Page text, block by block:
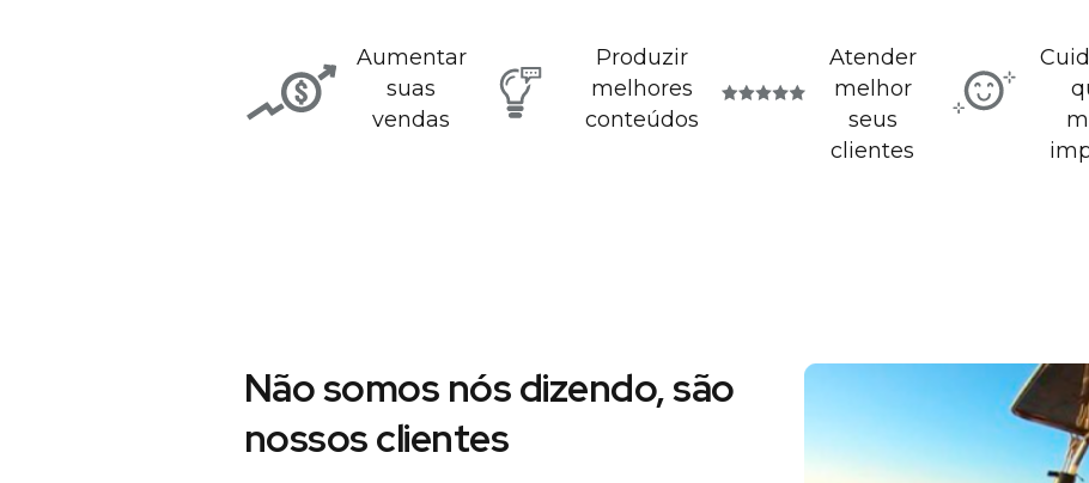
Aumentar
suas
vendas
Produzir
melhores
conteúdos
Atender
melhor
seus
clientes
Não somos nós dizendo, são
nossos clientes